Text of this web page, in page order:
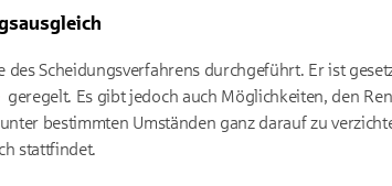
des Scheidungsverfahrens durchgeführt. Er ist
geregelt. Es gibt jedoch auch Möglichkeiten, den
bestimmten Umständen ganz darauf zu
stattfindet.